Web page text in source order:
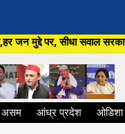
सवाल सरकार से ,सिर्फ
असम आंध्र प्रदेश ओडिशा